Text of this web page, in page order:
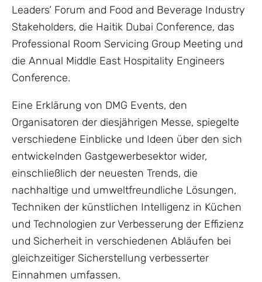
Leaders‘ Forum and Food and Beverage Industry
Stakeholders, die Haitik Dubai Conference, das
Professional Room Servicing Group Meeting und
die Annual Middle East Hospitality Engineers
Conference.
Eine Erklärung von DMG Events, den
Organisatoren der diesjährigen Messe, spiegelte
verschiedene Einblicke und Ideen über den sich
entwickelnden Gastgewerbesektor wider,
einschließlich der neuesten Trends, die
nachhaltige und umweltfreundliche Lösungen,
Techniken der künstlichen Intelligenz in Küchen
und Technologien zur Verbesserung der Effizienz
und Sicherheit in verschiedenen Abläufen bei
gleichzeitiger Sicherstellung verbesserter
Einnahmen umfassen.